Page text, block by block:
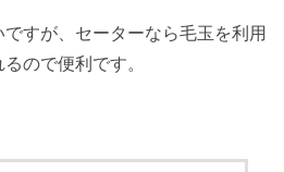
すが、セーターなら毛玉を利用
ので便利です。